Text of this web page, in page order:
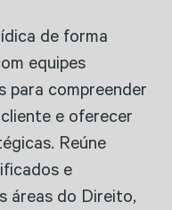
de forma
equipes
para compreender
e oferecer
Reúne
e
áreas do Direito,